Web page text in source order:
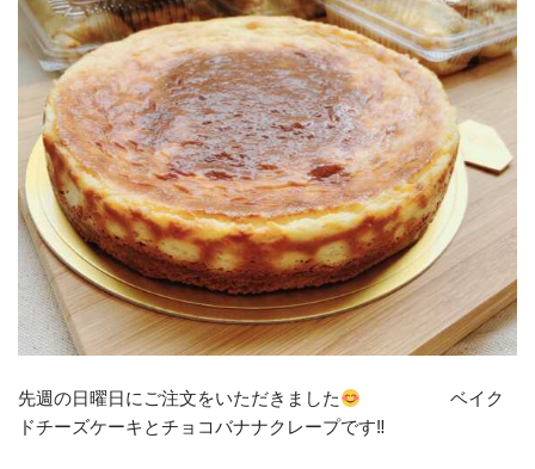
先週の日曜日にご注文をいただきました
ベイク
ドチーズケーキとチョコバナナクレープです‼︎